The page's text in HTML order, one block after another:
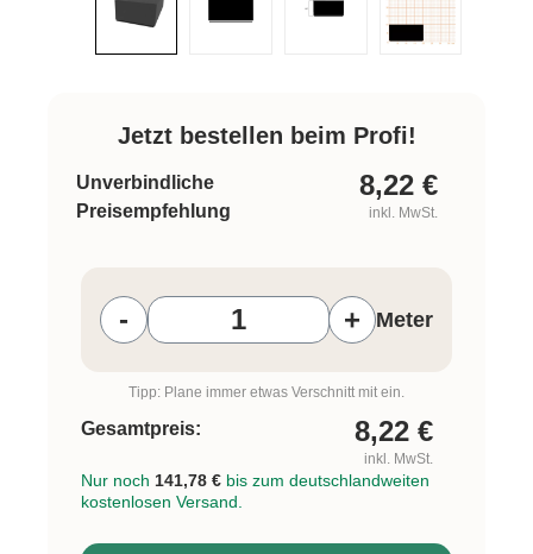
Jetzt bestellen beim Profi!
Unverbindliche
Preisempfehlung
8,22 €
inkl. MwSt.
- + Meter
Tipp: Plane immer etwas Verschnitt mit ein.
Gesamtpreis: 8,22 €
inkl. MwSt.
Nur noch 141,78 € bis zum deutschlandweiten
kostenlosen Versand.